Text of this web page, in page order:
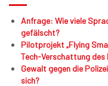
Anfrage: Wie viele
gefälscht?
Pilotprojekt „Flying
Tech-Verschattung
Gewalt gegen die
sich?